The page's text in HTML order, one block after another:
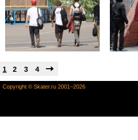
1 2 3 4
Copyright © Skater.ru 2001–2026